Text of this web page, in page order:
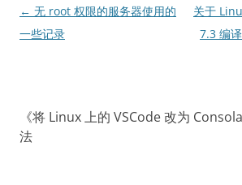
文
章
← 无 root 权限的服务器使用的
一些记录
关于
7.3 编
《将 Linux 上的 VSCode 改为
法